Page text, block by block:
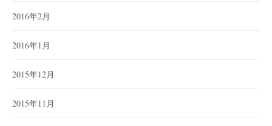
2016年2月
2016年1月
2015年12月
2015年11月